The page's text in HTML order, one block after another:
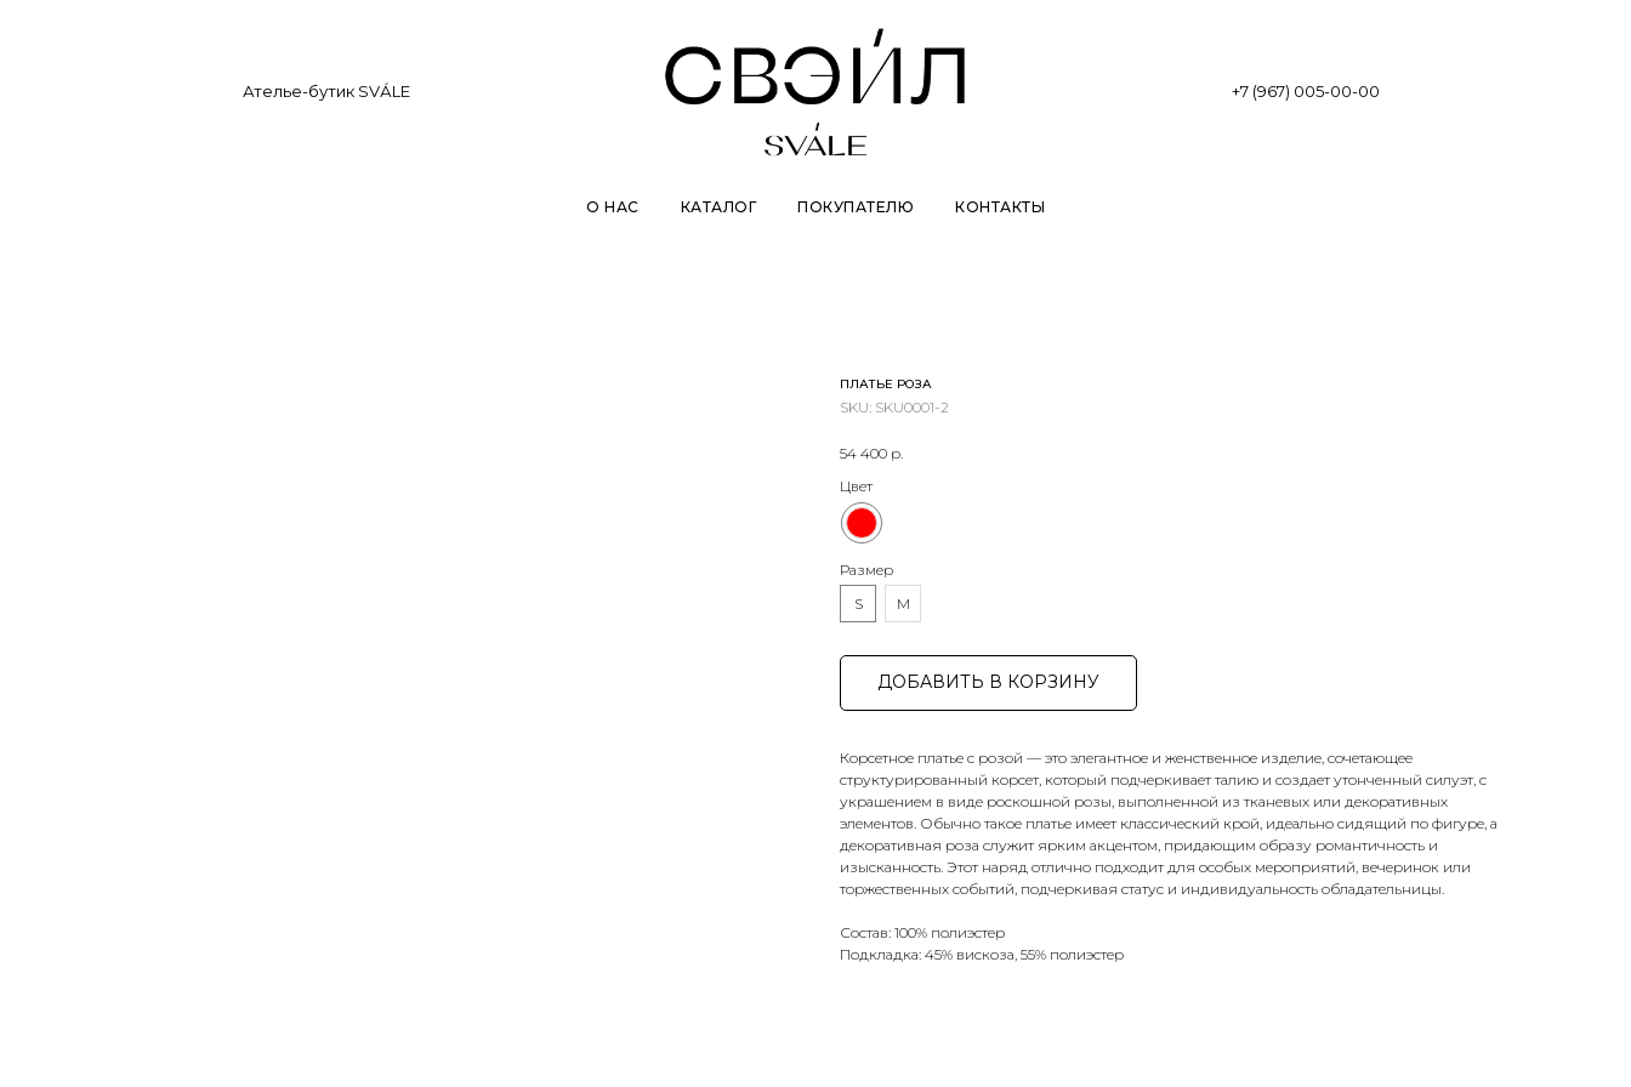
Ателье-бутик SVА́LE +7 (967) 005-00-00
О НАС КАТАЛОГ ПОКУПАТЕЛЮ КОНТАКТЫ
ПЛАТЬЕ РОЗА
SKU: SKU0001-2
54 400 р.
Цвет
Размер
S
M
ДОБАВИТЬ В КОРЗИНУ
Корсетное платье с розой — это элегантное и женственное изделие, сочетающее
структурированный корсет, который подчеркивает талию и создает утонченный силуэт, с
украшением в виде роскошной розы, выполненной из тканевых или декоративных
элементов. Обычно такое платье имеет классический крой, идеально сидящий по фигуре, а
декоративная роза служит ярким акцентом, придающим образу романтичность и
изысканность. Этот наряд отлично подходит для особых мероприятий, вечеринок или
торжественных событий, подчеркивая статус и индивидуальность обладательницы.
Состав: 100% полиэстер
Подкладка: 45% вискоза, 55% полиэстер